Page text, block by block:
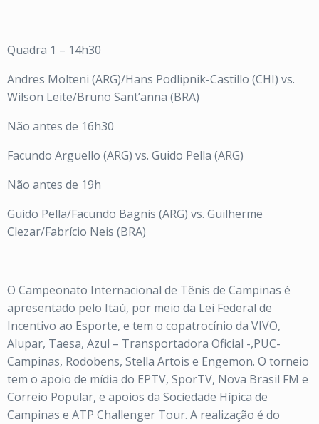
Quadra 1 – 14h30
Andres Molteni (ARG)/Hans Podlipnik-Castillo (CHI) vs.
Wilson Leite/Bruno Sant’anna (BRA)
Não antes de 16h30
Facundo Arguello (ARG) vs. Guido Pella (ARG)
Não antes de 19h
Guido Pella/Facundo Bagnis (ARG) vs. Guilherme
Clezar/Fabrício Neis (BRA)
O Campeonato Internacional de Tênis de Campinas é
apresentado pelo Itaú, por meio da Lei Federal de
Incentivo ao Esporte, e tem o copatrocínio da VIVO,
Alupar, Taesa, Azul – Transportadora Oficial -,PUC-
Campinas, Rodobens, Stella Artois e Engemon. O torneio
tem o apoio de mídia do EPTV, SporTV, Nova Brasil FM e
Correio Popular, e apoios da Sociedade Hípica de
Campinas e ATP Challenger Tour. A realização é do